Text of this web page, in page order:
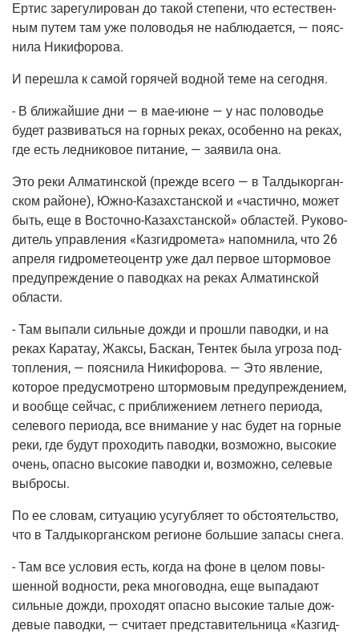
Ертис заре­гу­ли­ро­ван до такой сте­пе­ни, что есте­ствен­
ным путем там уже поло­во­дья не наблю­да­ет­ся, — пояс­
ни­ла Никифорова.
И пере­шла к самой горя­чей вод­ной теме на сегодня.
- В бли­жай­шие дни — в мае-июне — у нас поло­во­дье
будет раз­ви­вать­ся на гор­ных реках, осо­бен­но на реках,
где есть лед­ни­ко­вое пита­ние, — заяви­ла она.
Это реки Алма­тин­ской (преж­де все­го — в Тал­ды­кор­ган­
ском рай­оне), Южно-Казах­стан­ской и «частич­но, может
быть, еще в Восточ­но-Казах­стан­ской» обла­стей. Руко­во­
ди­тель управ­ле­ния «Каз­гид­ро­ме­та» напом­ни­ла, что 26
апре­ля гид­ро­ме­тео­центр уже дал пер­вое штор­мо­вое
пре­ду­пре­жде­ние о павод­ках на реках Алма­тин­ской
области.
- Там выпа­ли силь­ные дожди и про­шли павод­ки, и на
реках Кара­тау, Жак­сы, Бас­кан, Тен­тек была угро­за под­
топ­ле­ния, — пояс­ни­ла Ники­фо­ро­ва. — Это явле­ние,
кото­рое преду­смот­ре­но штор­мо­вым пре­ду­пре­жде­ни­ем,
и вооб­ще сей­час, с при­бли­же­ни­ем лет­не­го пери­о­да,
селе­во­го пери­о­да, все вни­ма­ние у нас будет на гор­ные
реки, где будут про­хо­дить павод­ки, воз­мож­но, высо­кие
очень, опас­но высо­кие павод­ки и, воз­мож­но, селе­вые
выбросы.
По ее сло­вам, ситу­а­цию усу­губ­ля­ет то обсто­я­тель­ство,
что в Тал­ды­кор­ган­ском реги­оне боль­шие запа­сы снега.
- Там все усло­вия есть, когда на фоне в целом повы­
шен­ной вод­но­сти, река мно­го­вод­на, еще выпа­да­ют
силь­ные дожди, про­хо­дят опас­но высо­кие талые дож­
де­вые павод­ки, — счи­та­ет пред­ста­ви­тель­ни­ца «Каз­гид­